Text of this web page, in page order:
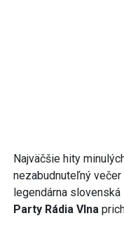
Najväčšie hity
nezabudnuteľný
legendárna
Party Rádia Vlna